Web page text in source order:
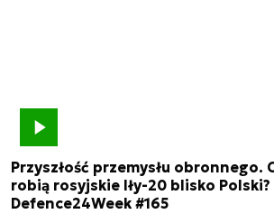
Przyszłość przemysłu obronnego.
robią rosyjskie Iły-20 blisko Polski?
Defence24Week #165